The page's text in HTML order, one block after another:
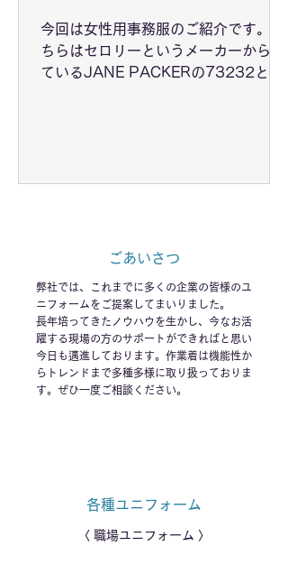
今回は女性用事務服のご紹介です。 こ
ちらはセロリーというメーカーから出
ているJANE PACKERの73232とい
用ウェアも取り扱いしておりますの
ごあいさつ
弊社では、これまでに多くの企業の皆様のユ
ニフォームをご提案してまいりました。
長年培ってきたノウハウを生かし、今なお活
躍する現場の方のサポートができればと思い
今日も邁進しております。作業着は機能性か
らトレンドまで多種多様に取り扱っておりま
す。ぜひ一度ご相談ください。
各種ユニフォーム
〈 職場ユニフォーム 〉